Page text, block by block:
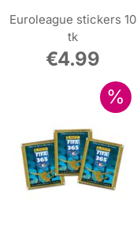
Euroleague stickers 10
tk
€4.99